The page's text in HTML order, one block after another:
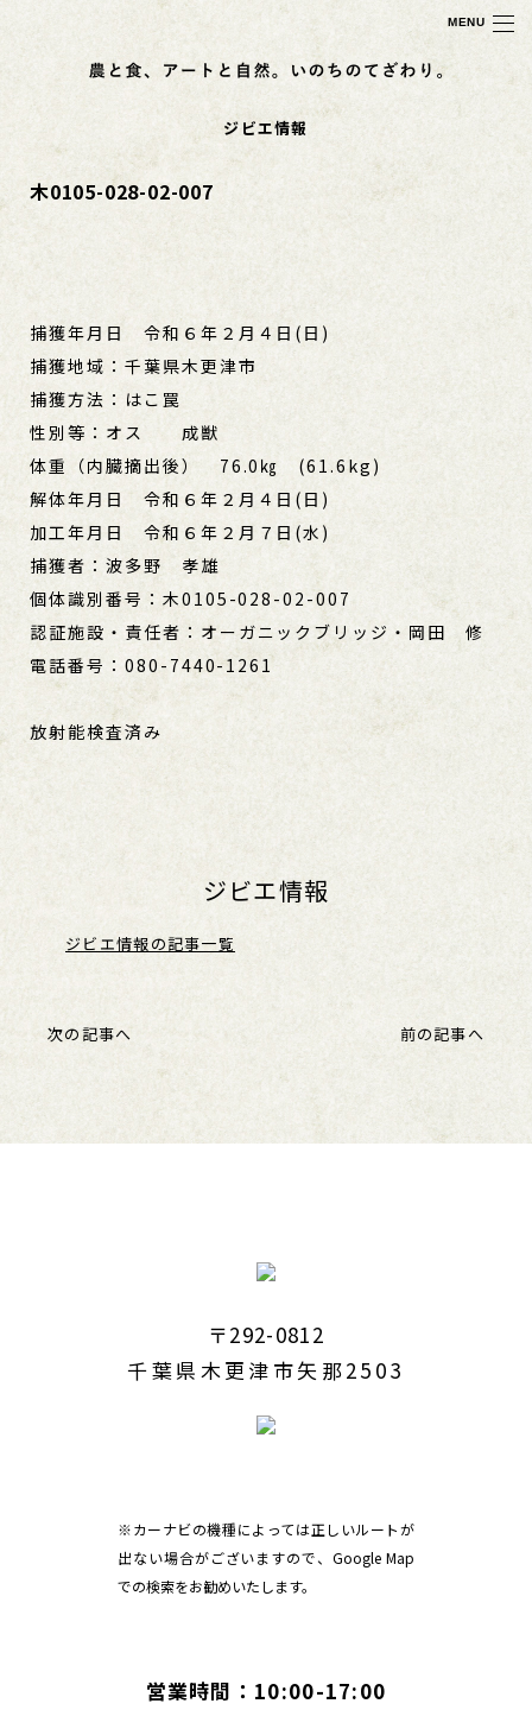
MENU
ジビエ情報
木0105-028-02-007
捕獲年月日 令和６年２月４日(日)
捕獲地域：千葉県木更津市
捕獲方法：はこ罠
性別等：オス 成獣
体重（内臓摘出後） 76.0㎏ (61.6kg)
解体年月日 令和６年２月４日(日)
加工年月日 令和６年２月７日(水)
捕獲者：波多野 孝雄
個体識別番号：木0105-028-02-007
認証施設・責任者：オーガニックブリッジ・岡田 修
電話番号：080-7440-1261
放射能検査済み
ジビエ情報
ジビエ情報の記事一覧
次の記事へ 前の記事へ
〒292-0812
千葉県木更津市矢那2503
※カーナビの機種によっては正しいルートが
出ない場合がございますので、Google Map
での検索をお勧めいたします。
営業時間：10:00-17:00